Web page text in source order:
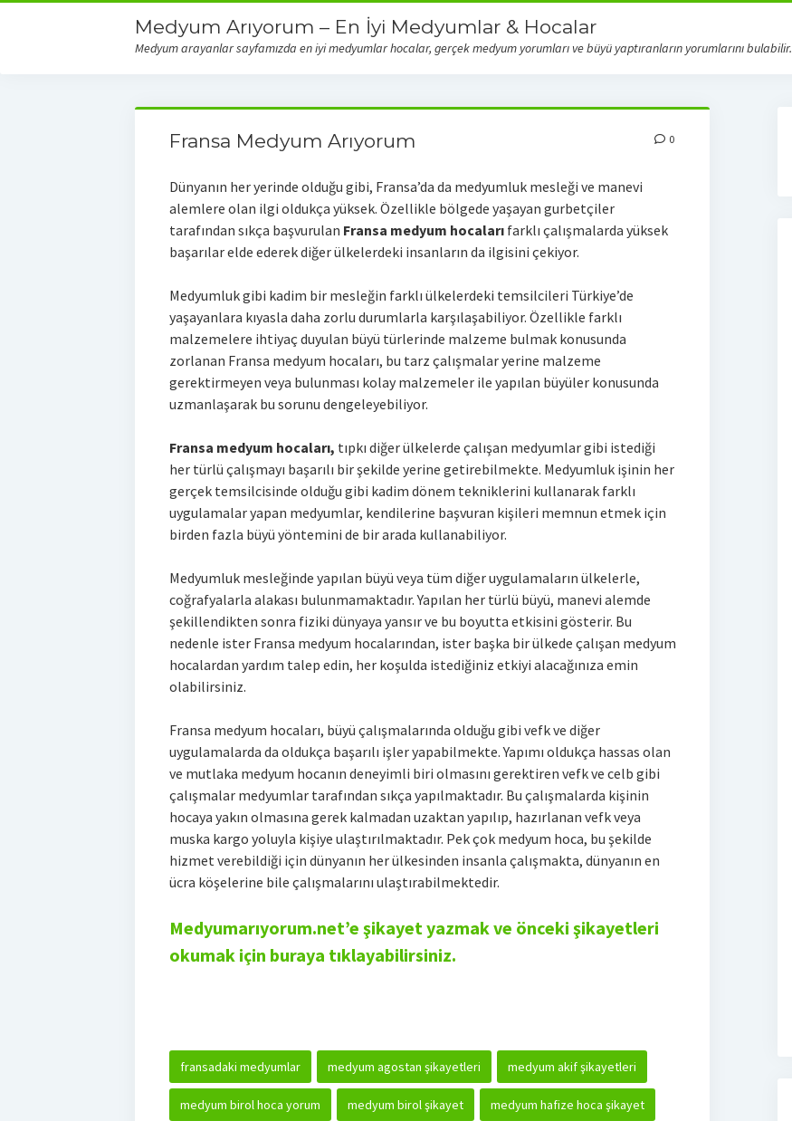
Medyum Arıyorum – En İyi Medyumlar & Hocalar
Medyum arayanlar sayfamızda en iyi medyumlar hocalar, gerçek medyum yorumları ve büyü yaptıranların yorumlarını bulabilir.
Fransa Medyum Arıyorum 0
Dünyanın her yerinde olduğu gibi, Fransa’da da medyumluk mesleği ve manevi
alemlere olan ilgi oldukça yüksek. Özellikle bölgede yaşayan gurbetçiler
tarafından sıkça başvurulan Fransa medyum hocaları farklı çalışmalarda yüksek
başarılar elde ederek diğer ülkelerdeki insanların da ilgisini çekiyor.
Medyumluk gibi kadim bir mesleğin farklı ülkelerdeki temsilcileri Türkiye’de
yaşayanlara kıyasla daha zorlu durumlarla karşılaşabiliyor. Özellikle farklı
malzemelere ihtiyaç duyulan büyü türlerinde malzeme bulmak konusunda
zorlanan Fransa medyum hocaları, bu tarz çalışmalar yerine malzeme
gerektirmeyen veya bulunması kolay malzemeler ile yapılan büyüler konusunda
uzmanlaşarak bu sorunu dengeleyebiliyor.
Fransa medyum hocaları, tıpkı diğer ülkelerde çalışan medyumlar gibi istediği
her türlü çalışmayı başarılı bir şekilde yerine getirebilmekte. Medyumluk işinin her
gerçek temsilcisinde olduğu gibi kadim dönem tekniklerini kullanarak farklı
uygulamalar yapan medyumlar, kendilerine başvuran kişileri memnun etmek için
birden fazla büyü yöntemini de bir arada kullanabiliyor.
Medyumluk mesleğinde yapılan büyü veya tüm diğer uygulamaların ülkelerle,
coğrafyalarla alakası bulunmamaktadır. Yapılan her türlü büyü, manevi alemde
şekillendikten sonra fiziki dünyaya yansır ve bu boyutta etkisini gösterir. Bu
nedenle ister Fransa medyum hocalarından, ister başka bir ülkede çalışan medyum
hocalardan yardım talep edin, her koşulda istediğiniz etkiyi alacağınıza emin
olabilirsiniz.
Fransa medyum hocaları, büyü çalışmalarında olduğu gibi vefk ve diğer
uygulamalarda da oldukça başarılı işler yapabilmekte. Yapımı oldukça hassas olan
ve mutlaka medyum hocanın deneyimli biri olmasını gerektiren vefk ve celb gibi
çalışmalar medyumlar tarafından sıkça yapılmaktadır. Bu çalışmalarda kişinin
hocaya yakın olmasına gerek kalmadan uzaktan yapılıp, hazırlanan vefk veya
muska kargo yoluyla kişiye ulaştırılmaktadır. Pek çok medyum hoca, bu şekilde
hizmet verebildiği için dünyanın her ülkesinden insanla çalışmakta, dünyanın en
ücra köşelerine bile çalışmalarını ulaştırabilmektedir.
Medyumarıyorum.net’e şikayet yazmak ve önceki şikayetleri
okumak için buraya tıklayabilirsiniz.
fransadaki medyumlar medyum agostan şikayetleri medyum akif şikayetleri
medyum birol hoca yorum medyum birol şikayet medyum hafize hoca şikayet